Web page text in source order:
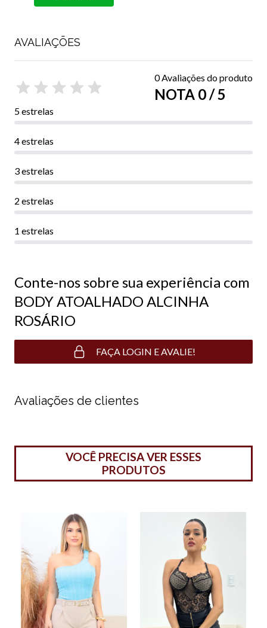
AVALIAÇÕES
0 Avaliações do produto
NOTA 0 / 5
5 estrelas
4 estrelas
3 estrelas
2 estrelas
1 estrelas
Conte-nos sobre sua experiência com
BODY ATOALHADO ALCINHA
ROSÁRIO
FAÇA LOGIN E AVALIE!
Avaliações de clientes
VOCÊ PRECISA VER ESSES
PRODUTOS